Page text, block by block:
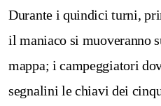
Durante i quindici turni,
il maniaco si muoveranno
mappa; i campeggiatori
segnalini le chiavi dei